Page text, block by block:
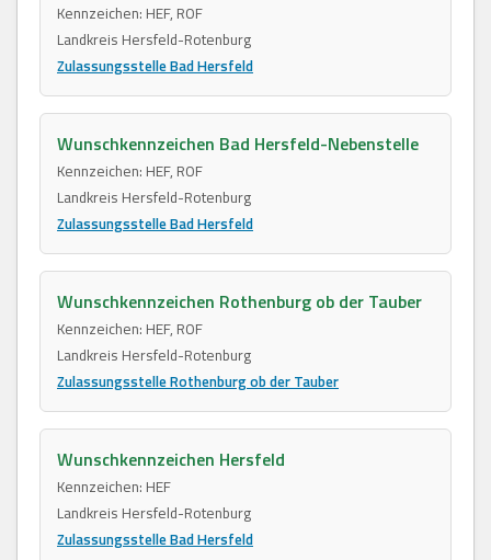
Kennzeichen: HEF, ROF
Landkreis Hersfeld-Rotenburg
Zulassungsstelle Bad Hersfeld
Wunschkennzeichen Bad Hersfeld-Nebenstelle
Kennzeichen: HEF, ROF
Landkreis Hersfeld-Rotenburg
Zulassungsstelle Bad Hersfeld
Wunschkennzeichen Rothenburg ob der Tauber
Kennzeichen: HEF, ROF
Landkreis Hersfeld-Rotenburg
Zulassungsstelle Rothenburg ob der Tauber
Wunschkennzeichen Hersfeld
Kennzeichen: HEF
Landkreis Hersfeld-Rotenburg
Zulassungsstelle Bad Hersfeld